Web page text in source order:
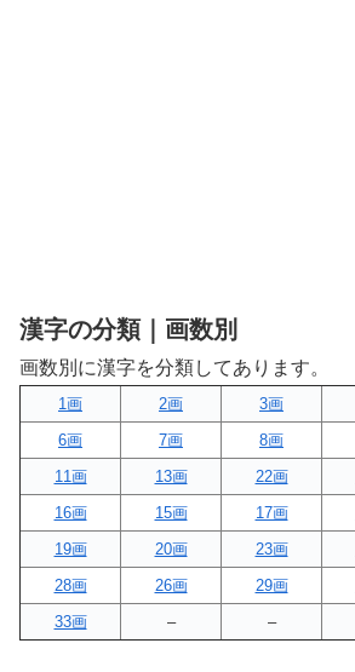
漢字の分類｜画数別
画数別に漢字を分類してあります。
1画 2画 3画
6画
7画 8画
11画
13画 22画
16画
15画 17画
19画
20画 23画
28画
26画 29画
33画
– –